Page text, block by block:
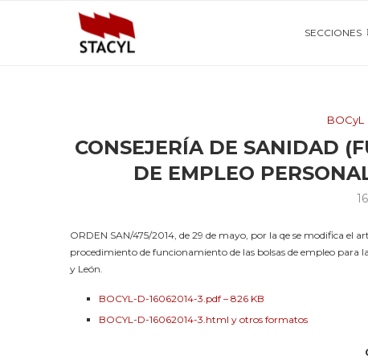
SECCIONES
BOCyL
CONSEJERÍA DE SANIDAD
DE EMPLEO
ORDEN SAN/475/2014, de 29 de mayo, por la qe se modifica el
procedimiento de funcionamiento de las bolsas de empleo para
y León.
BOCYL-D-16062014-3.pdf – 826 KB
BOCYL-D-16062014-3.html y otros formatos